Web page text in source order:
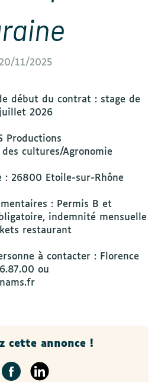
20/11/2025
début du contrat : stage de
2026
Productions
cultures/Agronomie
: 26800 Etoile-sur-Rhône
: Permis B et
indemnité mensuelle
restaurant
à contacter : Florence
ou
cette annonce !